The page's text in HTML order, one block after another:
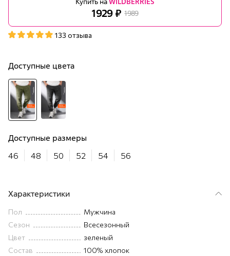
1929 ₽ 1989
133 отзыва
Доступные цвета
Доступные размеры
46 48 50 52 54 56
Характеристики
Пол
Мужчина
Сезон
Всесезонный
Цвет
зеленый
Состав
100% хлопок